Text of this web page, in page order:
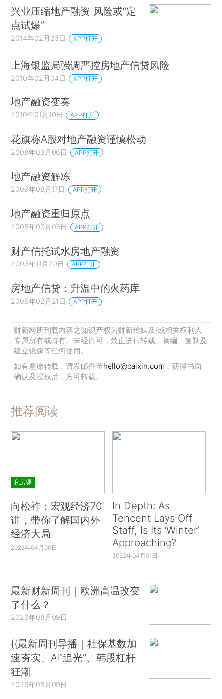
兴业压缩地产融资 风险或“定
点试爆”
2014年02月23日 APP打开
上海银监局强调严控房地产信贷风险
2010年02月04日 APP打开
地产融资变奏
2010年01月10日 APP打开
花旗称A股对地产融资谨慎松动
2008年03月06日 APP打开
地产融资解冻
2009年08月17日 APP打开
地产融资重归原点
2008年03月03日 APP打开
财产信托试水房地产融资
2003年11月20日 APP打开
房地产信贷：升温中的火药库
2005年02月21日 APP打开
财新网所刊载内容之知识产权为财新传媒及/或相关权利人
专属所有或持有。未经许可，禁止进行转载、摘编、复制及
建立镜像等任何使用。
如有意愿转载，请发邮件至hello@caixin.com ，获得书面
确认及授权后，方可转载。
推荐阅读
私房课
向松祚：宏观经济70
讲，带你了解国内外
经济大局
2022年04月06日
In Depth: As
Tencent Lays Off
Staff, Is Its ‘Winter’
Approaching?
2022年04月01日
最新财新周刊｜欧洲高温改变
了什么？
2026年08月09日
{{最新周刊导播｜社保基数加
速夯实、AI“追光”、韩股杠杆
狂潮
2026年08月09日